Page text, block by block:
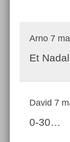
Arno 7
Et
David 7
0-30…